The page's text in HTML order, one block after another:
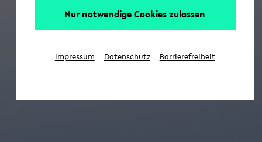
Nur notwendige Cookies zulassen
Impressum Datenschutz Barrierefreiheit